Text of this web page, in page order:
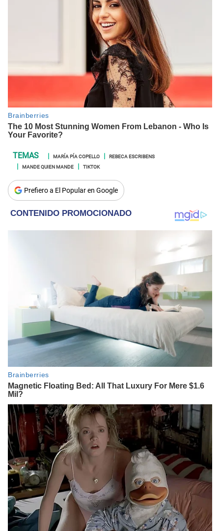
MARÍA PÍA COPELLO
REBECA ESCRIBENS
MANDE QUIEN MANDE
TIKTOK
Prefiero a El Popular en Google